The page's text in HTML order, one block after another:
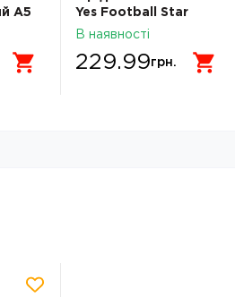
A5
Yes Football Star
твердий A5 40
В наявності
229.99грн.